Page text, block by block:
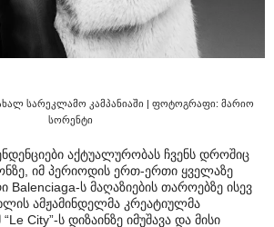
ახალ სარეკლამო კამპანიაში | ფოტოგრაფი: მარიო
სორენტი
აქტუალურობას ჩვენს დროშიც
იმ პერიოდის ერთ-ერთი ყველაზე
Balenciaga-ს მაღაზიების თაროებზე ისევ
ამჟამინდელმა კრეატიულმა
City”-ს დიზაინზე იმუშავა და მისი